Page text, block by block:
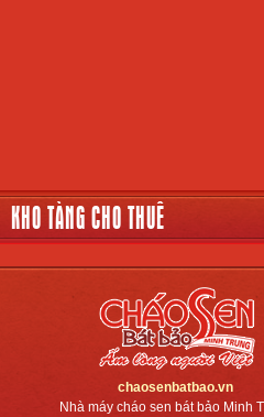
KHO TÀNG CHO THUÊ
chaosenbatbao.vn
Nhà máy cháo sen bát bảo Minh